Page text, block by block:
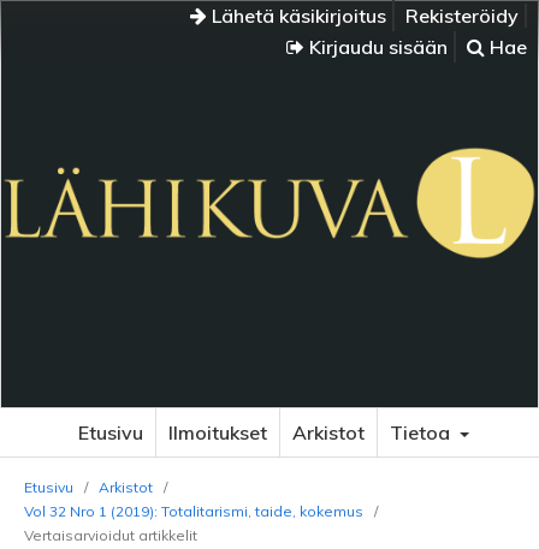
Lähetä käsikirjoitus
Rekisteröidy
Kirjaudu sisään
Hae
Etusivu Ilmoitukset Arkistot Tietoa
Etusivu / Arkistot /
Vol 32 Nro 1 (2019): Totalitarismi, taide, kokemus
/
Vertaisarvioidut artikkelit